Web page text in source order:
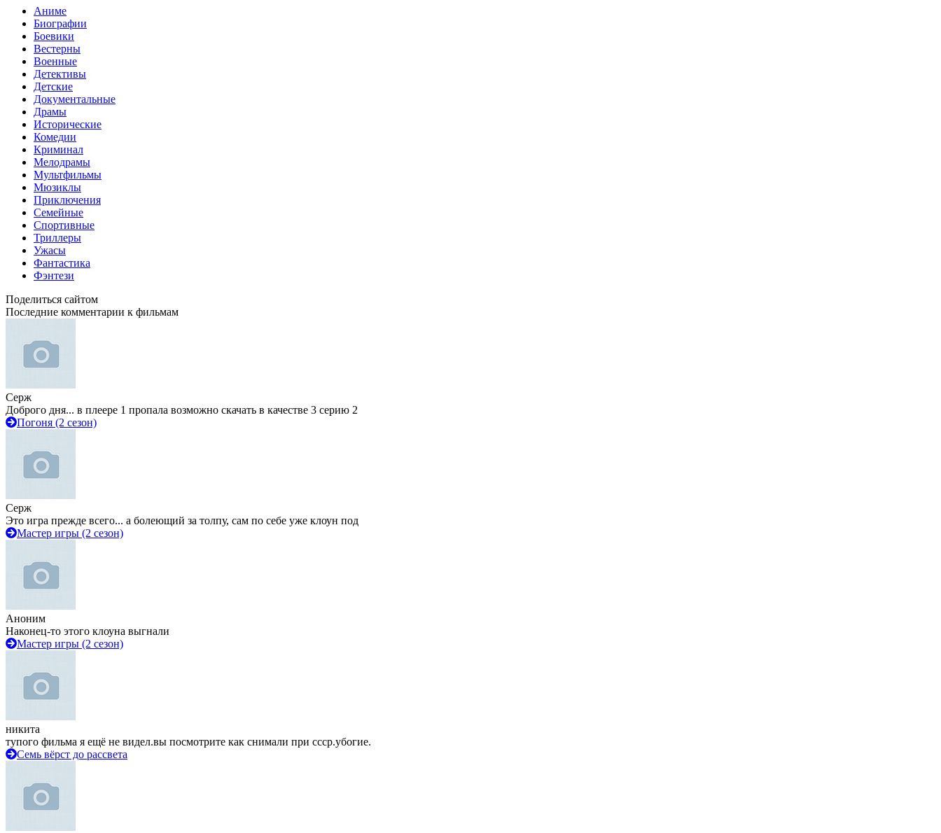
Аниме
Биографии
Боевики
Вестерны
Военные
Детективы
Детские
Документальные
Драмы
Исторические
Комедии
Криминал
Мелодрамы
Мультфильмы
Мюзиклы
Приключения
Семейные
Спортивные
Триллеры
Ужасы
Фантастика
Фэнтези
Поделиться сайтом
Последние комментарии к фильмам
Серж
Доброго дня... в плеере 1 пропала возможно скачать в качестве 3 серию 2
Погоня (2 сезон)
Серж
Это игра прежде всего... а болеющий за толпу, сам по себе уже клоун под
Мастер игры (2 сезон)
Аноним
Наконец-то этого клоуна выгнали
Мастер игры (2 сезон)
никита
тупого фильма я ещё не видел.вы посмотрите как снимали при ссср.убогие.
Семь вёрст до рассвета